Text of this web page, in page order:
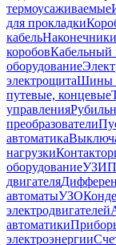
термоусаживаемые
для прокладки
кабель
коробовКабельный
оборудование
электрощитаШины
путевые, концевые
управления
преобразователи
автоматика
нагрузки
оборудованиеУЗИП
двигателя
автоматыУЗО
электродвигателей
автоматики
электроэнергии